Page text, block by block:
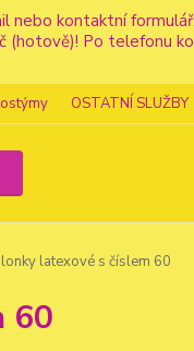
nebo kontaktní
Po telefonu
OSTATNÍ SLUŽBY
latexové s číslem 60
60